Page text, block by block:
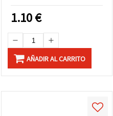
1.10€
AÑADIR AL CARRITO